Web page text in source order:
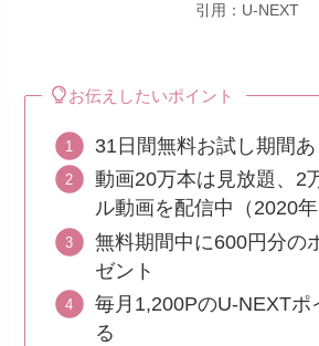
引用：U-NEXT
お伝えしたいポイント
31日間無料お試し期間あ
動画20万本は見放題、2
ル動画を配信中（2020年
無料期間中に600円分の
ゼント
毎月1,200PのU-NEXTポ
る